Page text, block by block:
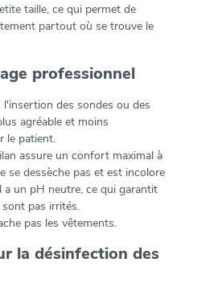
taille, ce qui permet de
partout où se trouve le
professionnel
des sondes ou des
agréable et moins
le patient.
assure un confort maximal à
se dessèche pas et est incolore
a un pH neutre, ce qui garantit
pas irrités.
pas les vêtements.
la désinfection des